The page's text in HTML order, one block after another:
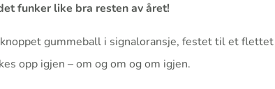
funker like bra resten av året!
gummeball i signaloransje, festet til et
opp igjen – om og om og om igjen.